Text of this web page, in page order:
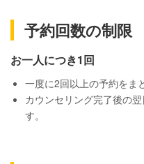
予約回数の制限
お一人につき1回
一度に2回以上の予約をま
カウンセリング完了後の
す。